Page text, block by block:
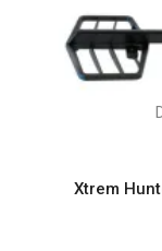
Xtrem